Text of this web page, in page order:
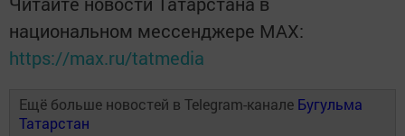
национальном мессенджере MАХ:
https://max.ru/tatmedia
Ещё больше новостей в Telegram-канале Бугульма
Татарстан